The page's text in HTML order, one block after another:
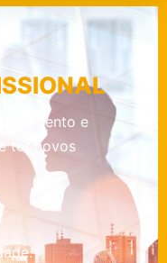
e
ter novos